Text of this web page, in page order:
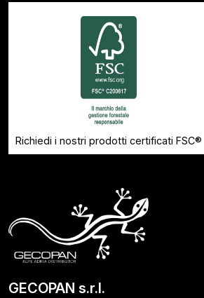
Richiedi i nostri prodotti certificati FSC®
GECOPAN s.r.l.